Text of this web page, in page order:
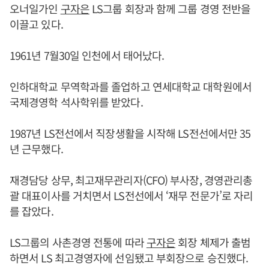
오너일가인 구자은LS그룹 회장과 함께 그룹 경영 전반을
이끌고 있다.
1961년 7월30일 인천에서 태어났다.
인하대학교 무역학과를 졸업하고 연세대학교 대학원에서
국제경영학 석사학위를 받았다.
1987년 LS전선에서 직장생활을 시작해 LS전선에서만 35
년 근무했다.
재경담당 상무, 최고재무관리자(CFO) 부사장, 경영관리총
괄 대표이사를 거치면서 LS전선에서 ‘재무 전문가’로 자리
를 잡았다.
LS그룹의 사촌경영 전통에 따라구자은회장 체제가 출범
하면서 LS 최고경영자에 선임됐고 부회장으로 승진했다.